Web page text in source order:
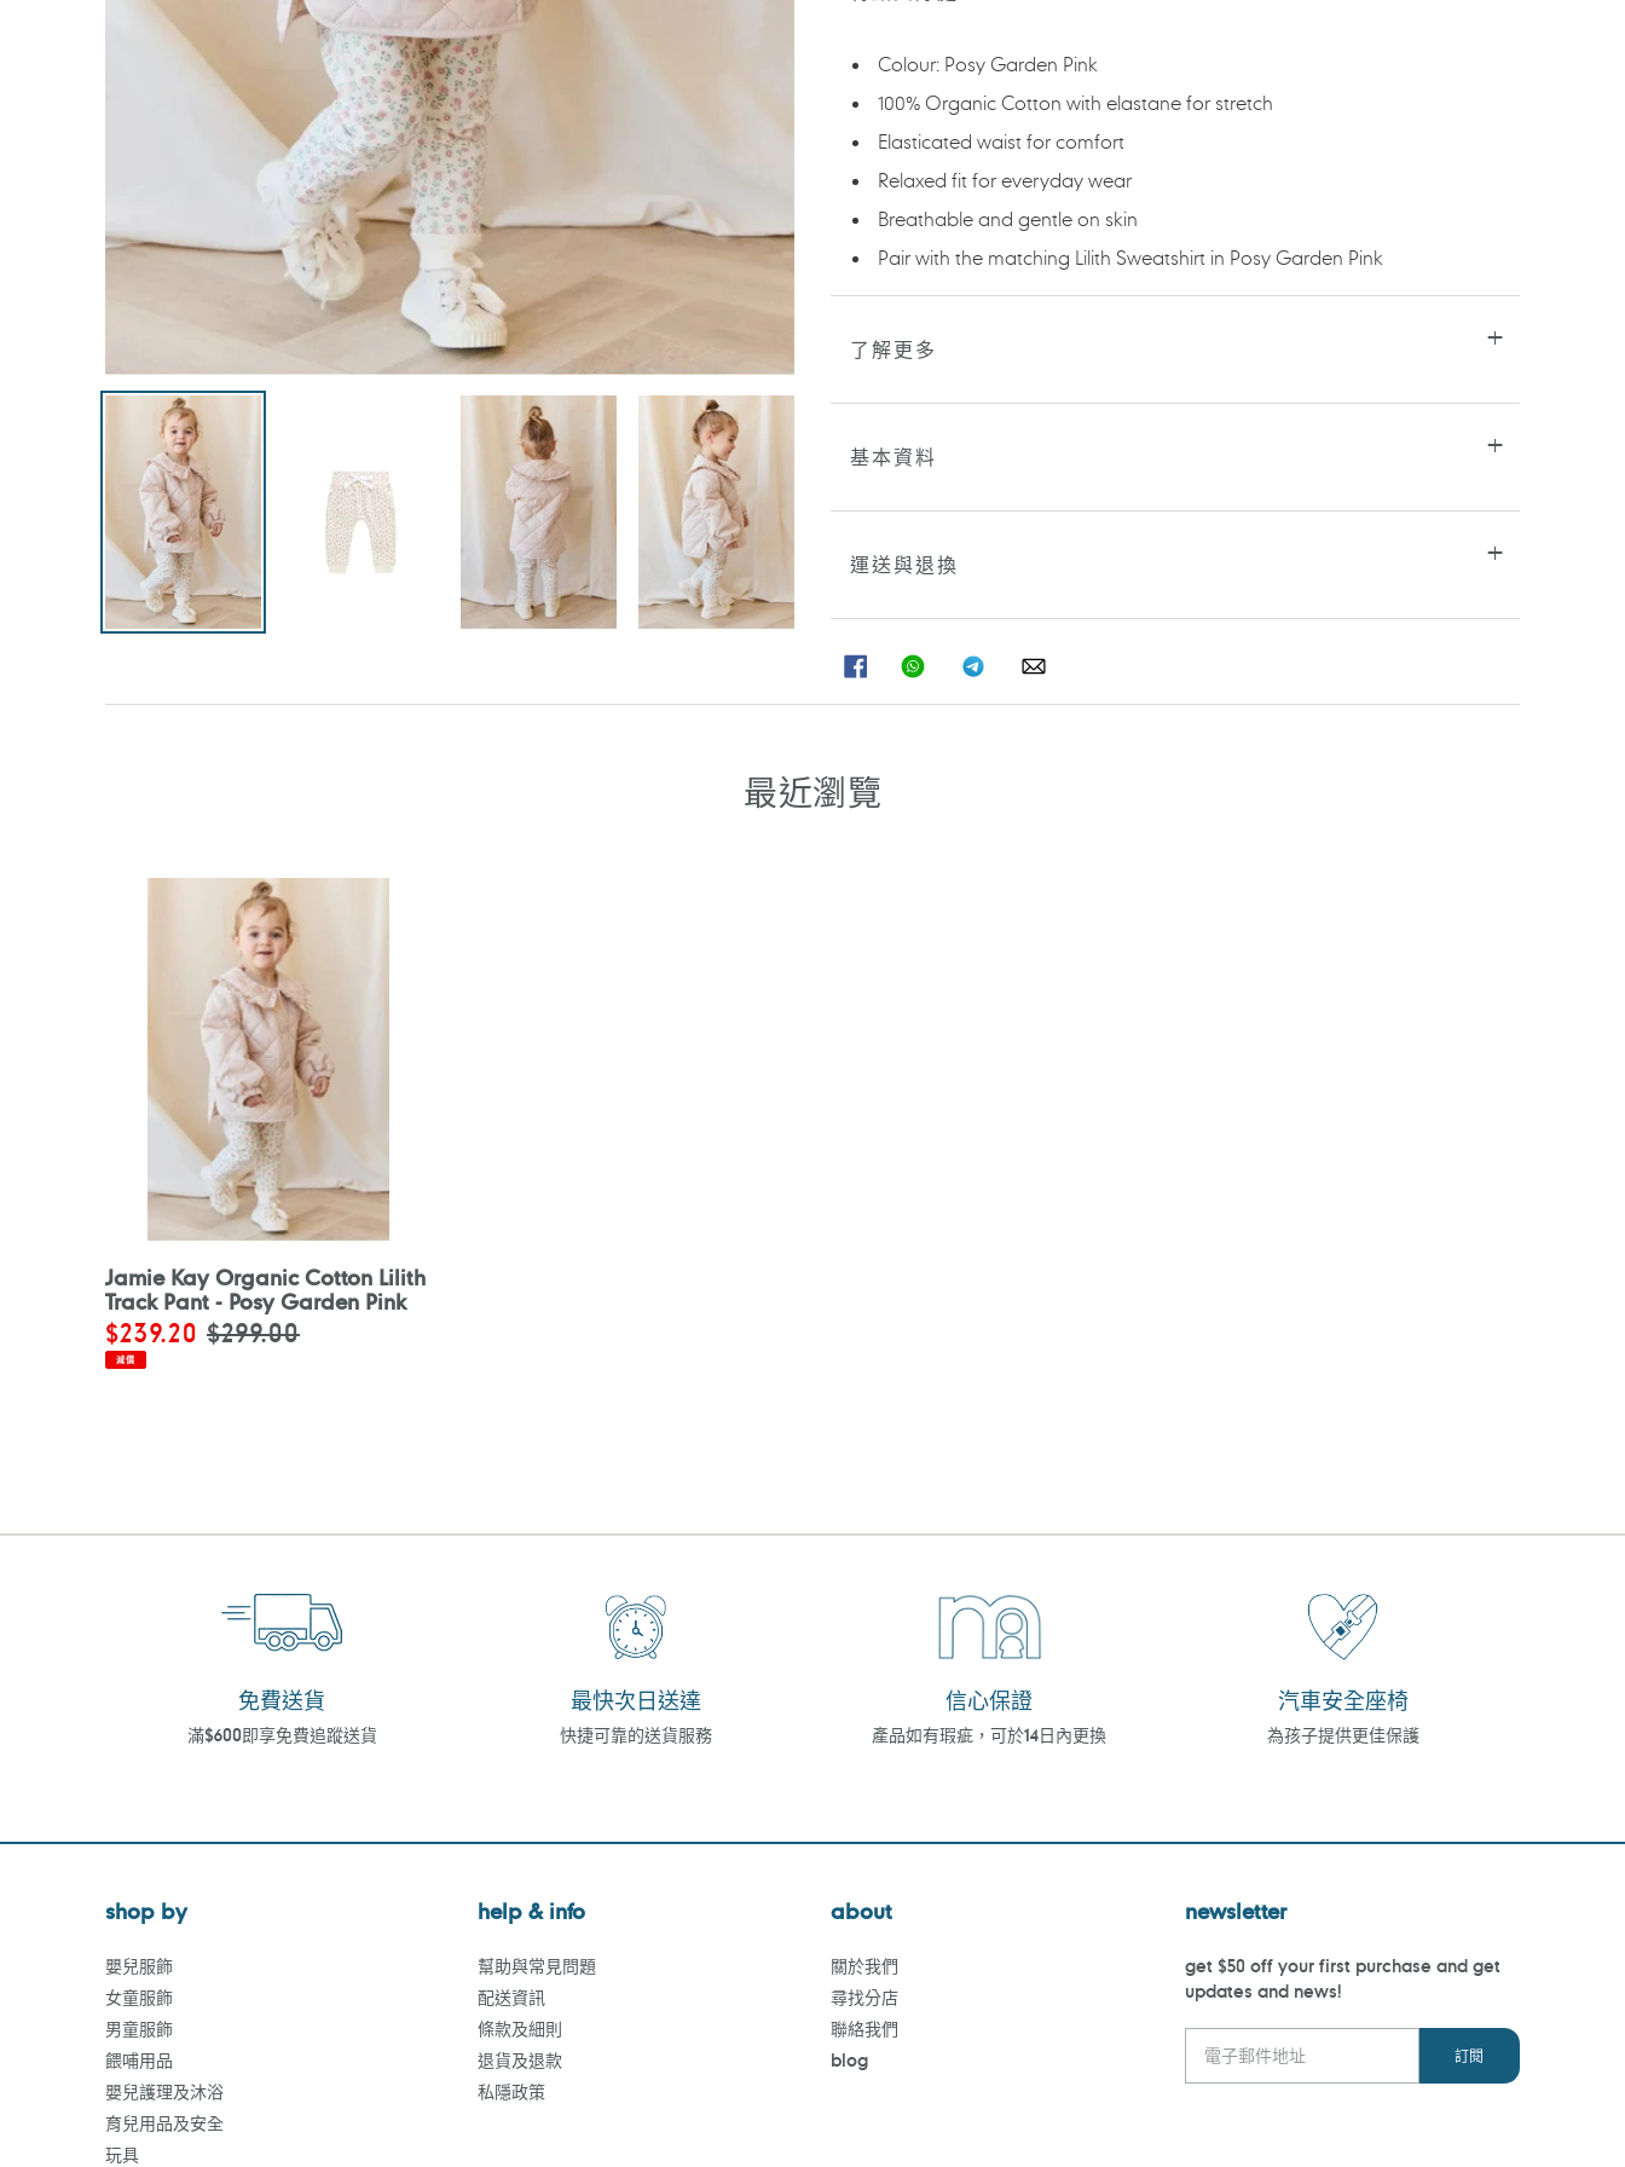
Colour: Posy Garden Pink
100% Organic Cotton with elastane for stretch
Elasticated waist for comfort
Relaxed fit for everyday wear
Breathable and gentle on skin
Pair with the matching Lilith Sweatshirt in Posy Garden Pink
了解更多
基本資料
運送與退換
FACEBOOK
分
享
WHATSAPPTELEGRAM
分
享
WHATSAPP
最近瀏覽
Jamie Kay Organic Cotton Lilith
Track Pant - Posy Garden Pink
售
價
$239.20 定
價
$299.00
減價
免費送貨
滿$600即享免費追蹤送貨
最快次日送達
快捷可靠的送貨服務
信心保證
產品如有瑕疵，可於14日內更換
汽車安全座椅
為孩子提供更佳保護
shop by
嬰兒服飾
女童服飾
男童服飾
餵哺用品
嬰兒護理及沐浴
育兒用品及安全
玩具
help & info
幫助與常見問題
配送資訊
條款及細則
退貨及退款
私隱政策
about
關於我們
尋找分店
聯絡我們
blog
newsletter
get $50 off your first purchase and get
updates and news!